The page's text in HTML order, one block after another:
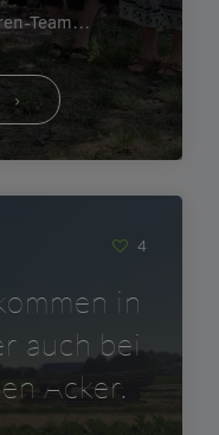
Team…
4
in
auch bei
Acker.